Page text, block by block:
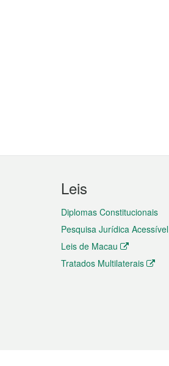
Leis
Diplomas Constitucionais
Pesquisa Jurídica Acessível
Leis de Macau
Tratados Multilaterais